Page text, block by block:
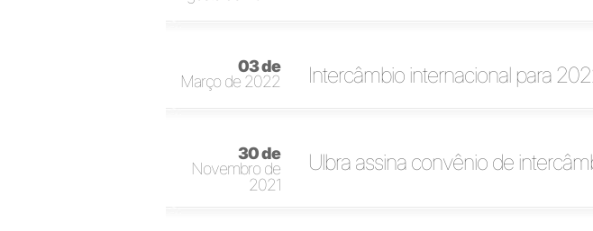
03 de
Março de 2022
Intercâmbio internacional para
30 de
Novembro de
2021
Ulbra assina convênio de